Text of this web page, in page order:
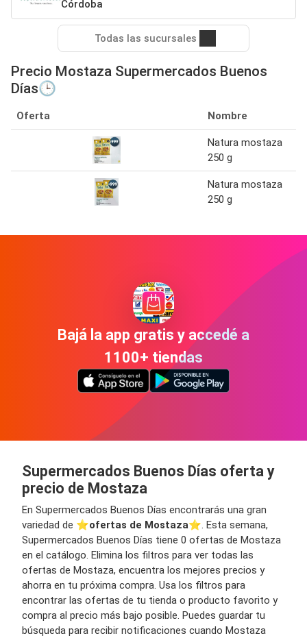
Córdoba
Todas las sucursales
Precio Mostaza Supermercados Buenos
Días🕒
Oferta Nombre
Natura mostaza
250 g
Natura mostaza
250 g
Bajá la app gratis y accedé a
1100+ tiendas
Supermercados Buenos Días oferta y
precio de Mostaza
En Supermercados Buenos Días encontrarás una gran
variedad de ⭐️ofertas de Mostaza⭐️. Esta semana,
Supermercados Buenos Días tiene 0 ofertas de Mostaza
en el catálogo. Elimina los filtros para ver todas las
ofertas de Mostaza, encuentra los mejores precios y
ahorra en tu próxima compra. Usa los filtros para
encontrar las ofertas de tu tienda o producto favorito y
compra al precio más bajo posible. Puedes guardar tu
búsqueda para recibir notificaciones cuando Mostaza